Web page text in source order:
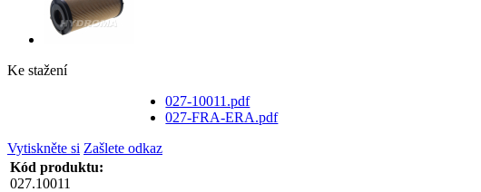
Ke stažení
027-10011.pdf
027-FRA-ERA.pdf
Vytiskněte si Zašlete odkaz
Kód produktu:
027.10011